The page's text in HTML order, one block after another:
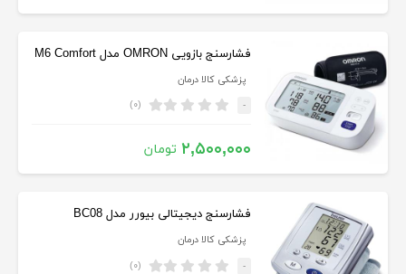
فشارسنج بازویی OMRON مدل M6 Comfort
پزشکی کالا درمان
- (۰)
۲,۵۰۰,۰۰۰ تومان
فشارسنج دیجیتالی بیورر مدل BC08
پزشکی کالا درمان
- (۰)